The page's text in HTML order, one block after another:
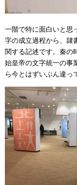
一階で特に面白いと思
字の成立過程から、隷
関する記述です。秦の
始皇帝の文字統一の事
ら今とはずいぶん違っ